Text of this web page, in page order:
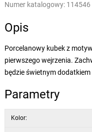
Numer katalogowy: 114546
Opis
Porcelanowy kubek z
pierwszego wejrzenia.
będzie świetnym
Parametry
Kolor: